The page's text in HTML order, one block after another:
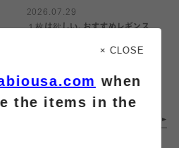
2026.07.29
１枚は欲しい、おすすめレギンス
イオンモール橿原店
× CLOSE
when
the items in the